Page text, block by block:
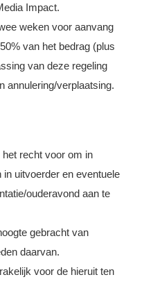
Impact.
weken voor aanvang
van het bedrag (plus
van deze regeling
annulering/verplaatsing.
recht voor om in
uitvoerder en eventuele
ouderavond aan te
gebracht van
daarvan.
voor de hieruit ten